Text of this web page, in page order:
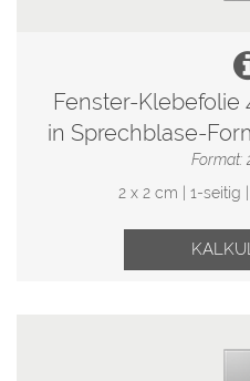
Fenster-
in Sprechblase-
Format:
2 x 2 cm | 1-